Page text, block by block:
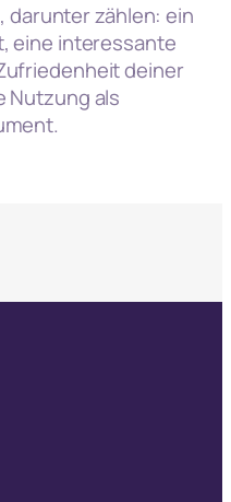
darunter zählen: ein
eine interessante
deiner
Nutzung als